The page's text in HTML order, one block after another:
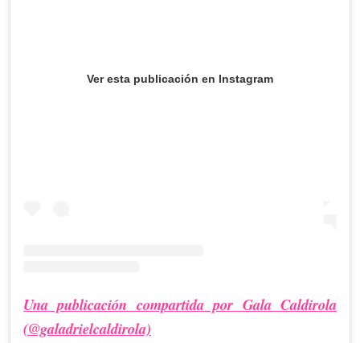
Ver esta publicación en Instagram
Una publicación compartida por Gala Caldirola
(@galadrielcaldirola)